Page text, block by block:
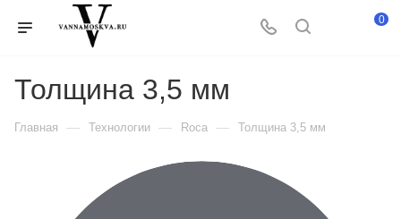
0
Толщина 3,5 мм
Главная — Технологии — Roca — Толщина 3,5 мм